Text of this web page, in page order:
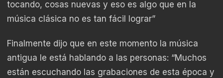
tocando, cosas nuevas y eso es algo que en la
música clásica no es tan fácil lograr”
Finalmente dijo que en este momento la música
antigua le está hablando a las personas: “Muchos
están escuchando las grabaciones de esta época y